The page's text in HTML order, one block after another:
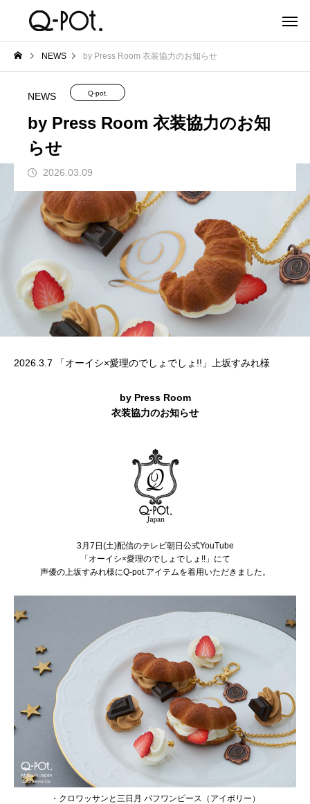
NEWS by Press Room 衣装協力のお知らせ
NEWS Q-pot.
by Press Room 衣装協力のお知
らせ
2026.03.09
2026.3.7 「オーイシ×愛理のでしょでしょ!!」上坂すみれ様
by Press Room
衣装協力のお知らせ
3月7日(土)配信のテレビ朝日公式YouTube
「オーイシ×愛理のでしょでしょ!!」にて
声優の上坂すみれ様にQ-pot.アイテムを着用いただきました。
・クロワッサンと三日月 パフワンピース（アイボリー）